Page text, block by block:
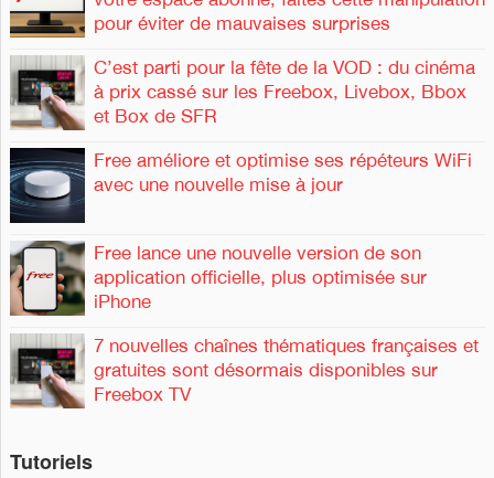
c
h
h
pour éviter de mauvaises surprises
C’est parti pour la fête de la VOD : du cinéma
à prix cassé sur les Freebox, Livebox, Bbox
et Box de SFR
Free améliore et optimise ses répéteurs WiFi
avec une nouvelle mise à jour
Free lance une nouvelle version de son
application officielle, plus optimisée sur
iPhone
7 nouvelles chaînes thématiques françaises et
gratuites sont désormais disponibles sur
Freebox TV
Tutoriels